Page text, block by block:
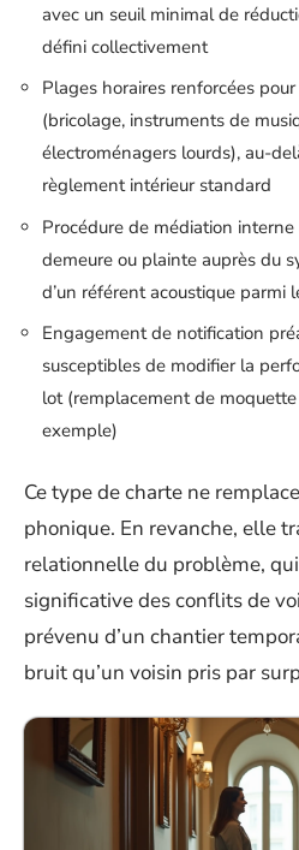
avec un seuil minimal de
défini collectivement
Plages horaires renforcées
(bricolage, instruments de
électroménagers lourds), au-
règlement intérieur standard
Procédure de médiation
demeure ou plainte auprès du
d’un référent acoustique parmi
Engagement de notification
susceptibles de modifier la
lot (remplacement de
exemple)
Ce type de charte ne
phonique. En revanche, elle
relationnelle du problème,
significative des conflits de
prévenu d’un chantier
bruit qu’un voisin pris par